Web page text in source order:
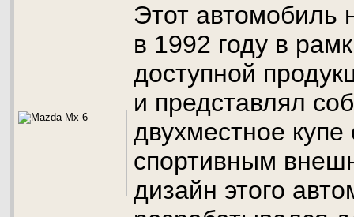
Этот автомобиль
в 1992 году в
доступной
и представлял
двухместное
спортивным
дизайн этого